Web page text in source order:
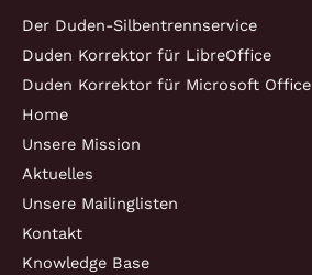
Der Duden-Silbentrennservice
Duden Korrektor für LibreOffice
Duden Korrektor für Microsoft Office
Home
Unsere Mission
Aktuelles
Unsere Mailinglisten
Kontakt
Knowledge Base